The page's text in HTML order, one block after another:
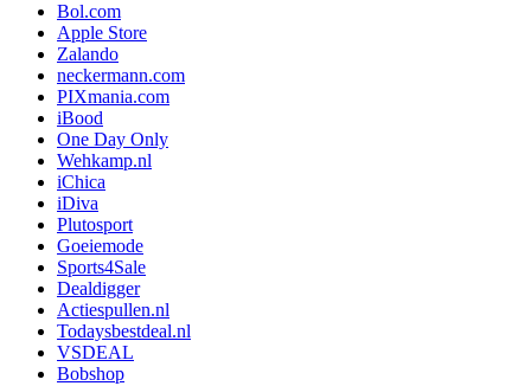
Bol.com
Apple Store
Zalando
neckermann.com
PIXmania.com
iBood
One Day Only
Wehkamp.nl
iChica
iDiva
Plutosport
Goeiemode
Sports4Sale
Dealdigger
Actiespullen.nl
Todaysbestdeal.nl
VSDEAL
Bobshop